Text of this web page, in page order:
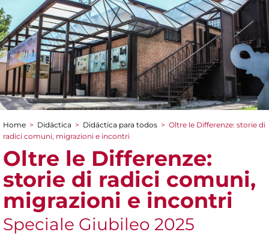
You are here
Home > Didáctica > Didáctica para todos > Oltre le Differenze: storie di
radici comuni, migrazioni e incontri
Oltre le Differenze:
storie di radici comuni,
migrazioni e incontri
Speciale Giubileo 2025